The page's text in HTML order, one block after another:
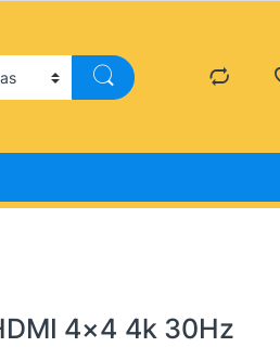
4×4 4k 30Hz